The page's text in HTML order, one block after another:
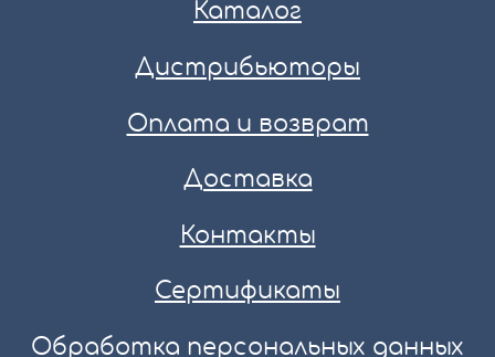
Каталог
Дистрибьюторы
Оплата и возврат
Доставка
Контакты
Сертификаты
Обработка персональных данных